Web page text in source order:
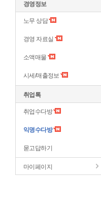
경영정보
노무 상담
경영 자료실
소액매물
시세/매출정보
취업톡
취업수다방
익명수다방
묻고답하기
마이페이지